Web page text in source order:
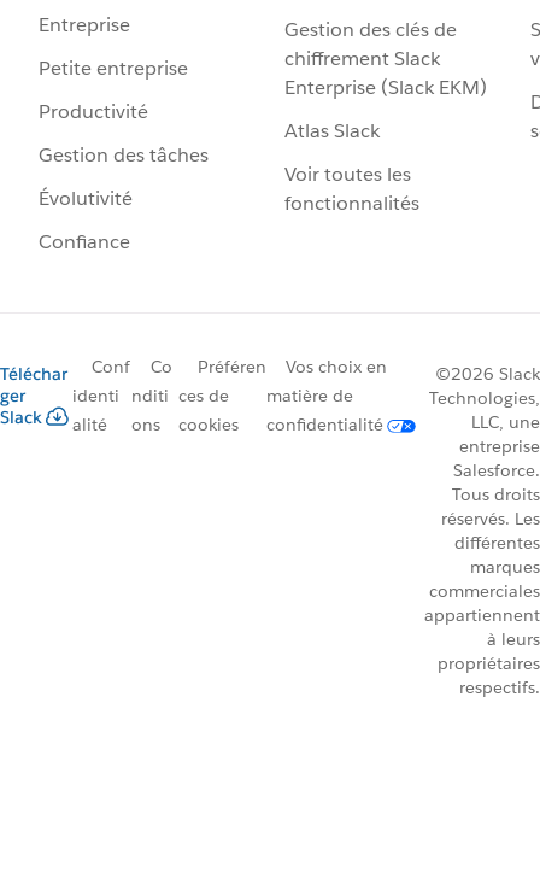
Entreprise
Petite entreprise
Productivité
Gestion des tâches
Évolutivité
Confiance
Gestion des clés de
chiffrement Slack
Enterprise (Slack EKM)
Atlas Slack
Voir toutes les
fonctionnalités
Téléchar
ger
Slack
Conf
identi
alité
Co
nditi
ons
Préféren
ces de
cookies
Vos choix en
matière de
confidentialité
©2026 Slack
Technologies,
LLC, une
entreprise
Salesforce.
Tous droits
réservés. Les
différentes
marques
commerciales
appartiennent
à leurs
propriétaires
respectifs.